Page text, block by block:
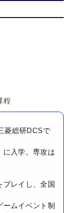
程
菱総研DCSで
に入学。専攻は
レイし、全国
ムイベント制